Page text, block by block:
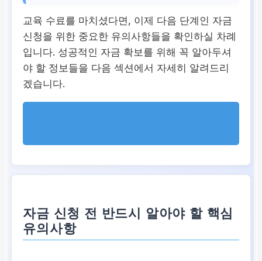
교육 수료를 마치셨다면, 이제 다음 단계인 자금
신청을 위한 중요한 유의사항들을 확인하실 차례
입니다. 성공적인 자금 확보를 위해 꼭 알아두셔
야 할 정보들을 다음 섹션에서 자세히 알려드리
겠습니다.
자금 신청 전 반드시 알아야 할 핵심
유의사항